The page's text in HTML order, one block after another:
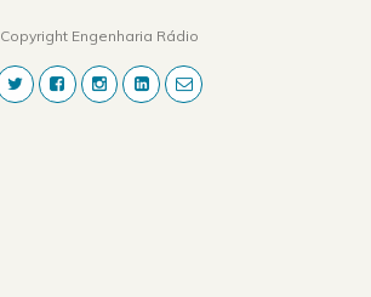
Copyright Engenharia Rádio